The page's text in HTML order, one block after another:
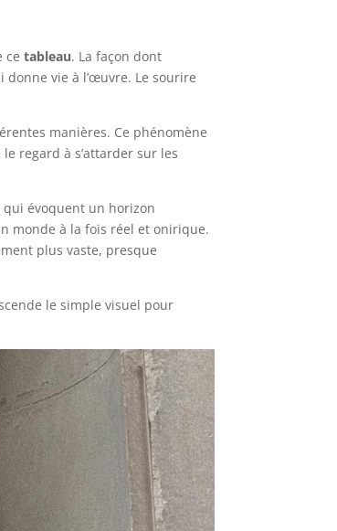
cetableau. La façon dont
vie à l’œuvre. Le sourire
manières. Ce phénomène
regard à s’attarder sur les
qui évoquent un horizon
monde à la fois réel et onirique.
plus vaste, presque
le simple visuel pour